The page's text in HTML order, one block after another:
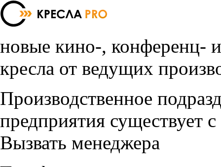
новые кино-, конференц-
кресла от ведущих
Производственное
предприятия существует
Вызвать менеджера